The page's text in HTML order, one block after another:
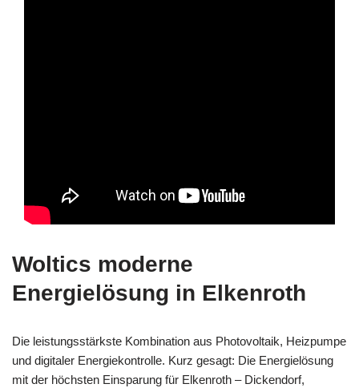
Woltics moderne
Energielösung in Elkenroth
Die leistungsstärkste Kombination aus Photovoltaik, Heizpumpe
und digitaler Energiekontrolle. Kurz gesagt: Die Energielösung
mit der höchsten Einsparung für Elkenroth – Dickendorf,